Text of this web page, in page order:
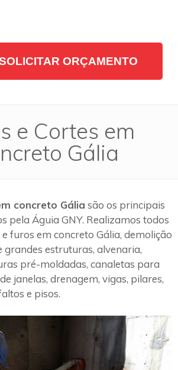
ORÇAMENTO
e Cortes em
Gália
concreto Gália são os principais
pela Águia GNY. Realizamos todos
furos em concreto Gália, demolição
estruturas, alvenaria,
pré-moldadas, canaletas para
janelas, drenagem, vigas, pilares,
e pisos.